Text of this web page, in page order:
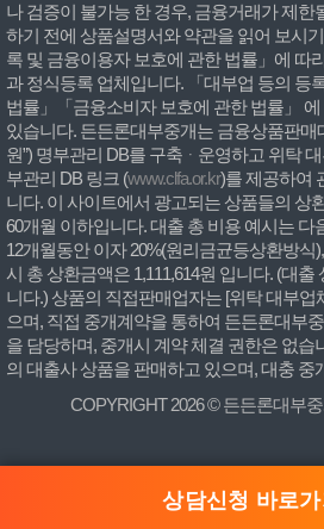
나 검증이 불가능 한 경우, 금융거래가 제한
하기 전에 상품설명서와 약관을 읽어 보시
록 및 금융이용자 보호에 관한 법률」에 따
과 정식등록 업체입니다. 「대부업 등의 등
법률」「금융소비자 보호에 관한 법률」
있습니다. 든든론대부중개는 금융상품판매
원”) 명부관리 DB를 구축ᆞ운영하고 위탁
부관리 DB 링크 (www.clfa.or.kr)를 제공하여
니다. 이 사이트에서 광고되는 상품들의 상
60개월 이하입니다. 대출 총 비용 예시는 다
12개월동안 이자 20%(원리금균등상환방식
시 총 상환금액은 1,111,614원 입니다. (대
니다.) 상품의 직접판매업자는 [위탁 대부업
으며, 직접 중개계약을 통하여 든든론대부
을 담당하며, 중개시 계약 체결 권한은 없
의 대출사 상품을 판매하고 있으며, 대충 중
COPYRIGHT 2026 © 든든론대부중
상담신청 바로